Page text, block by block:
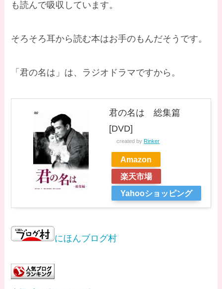
も読んで吸収しています。
そろそろ耳から読む本はお手のもんだそうです。
「君の名は」は、ラジオドラマですから。
君の名は 総集篇
[DVD]
created byRinker
Amazon
楽天市場
Yahooショッピング
にほんブログ村